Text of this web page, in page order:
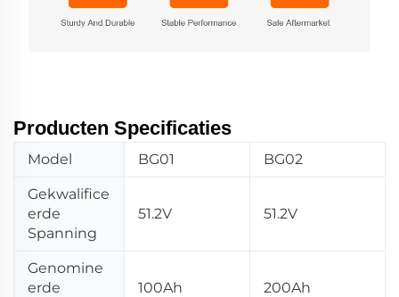
Producten Specificaties
Model BG01 BG02
Gekwalifice
erde
Spanning
51.2V 51.2V
Genomine
erde
100Ah 200Ah